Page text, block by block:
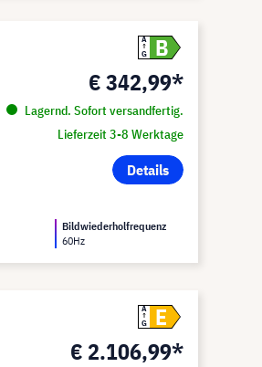
A
G
B
€ 342,99*
Lagernd. Sofort versandfertig.
Lieferzeit 3-8 Werktage
Details
Bildwiederholfrequenz
60Hz
A
G
E
€ 2.106,99*